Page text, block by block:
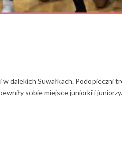
dalekich Suwałkach. Podopieczni
sobie miejsce juniorki i juniorzy.